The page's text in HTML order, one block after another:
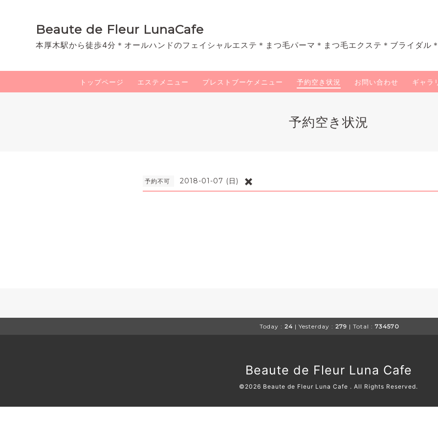
Beaute de Fleur LunaCafe
本厚木駅から徒歩4分＊オールハンドのフェイシャルエステ＊まつ毛パーマ＊まつ毛エクステ＊ブライダル
トップページ エステメニュー プレストブーケメニュー 予約空き状況 お問い合わせ ギャラ
予約空き状況
予約不可 2018-01-07 (日) ✖️
Today : 24 | Yesterday : 279 | Total : 734570
Beaute de Fleur Luna Cafe
©2026 Beaute de Fleur Luna Cafe . All Rights Reserved.